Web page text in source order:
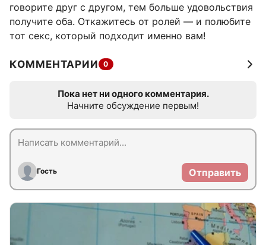
говорите друг с другом, тем больше удовольствия
получите оба. Откажитесь от ролей — и полюбите
тот секс, который подходит именно вам!
КОММЕНТАРИИ 0
Пока нет ни одного комментария.
Начните обсуждение первым!
Гость Отправить